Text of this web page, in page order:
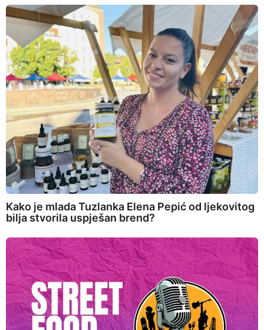
Kako je mlada Tuzlanka Elena Pepić od ljekovitog
bilja stvorila uspješan brend?